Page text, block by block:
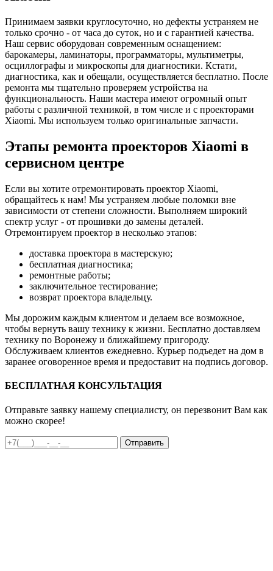
Принимаем заявки круглосуточно, но дефекты устраняем не
только срочно - от часа до суток, но и с гарантией качества.
Наш сервис оборудован современным оснащением:
барокамеры, ламинаторы, программаторы, мультиметры,
осциллографы и микроскопы для диагностики. Кстати,
диагностика, как и обещали, осуществляется бесплатно. После
ремонта мы тщательно проверяем устройства на
функциональность. Наши мастера имеют огромный опыт
работы с различной техникой, в том числе и с проекторами
Xiaomi. Мы используем только оригинальные запчасти.
Этапы ремонта проекторов Xiaomi в
сервисном центре
Если вы хотите отремонтировать проектор Xiaomi,
обращайтесь к нам! Мы устраняем любые поломки вне
зависимости от степени сложности. Выполняем широкий
спектр услуг - от прошивки до замены деталей.
Отремонтируем проектор в несколько этапов:
доставка проектора в мастерскую;
бесплатная диагностика;
ремонтные работы;
заключительное тестирование;
возврат проектора владельцу.
Мы дорожим каждым клиентом и делаем все возможное,
чтобы вернуть вашу технику к жизни. Бесплатно доставляем
технику по Воронежу и ближайшему пригороду.
Обслуживаем клиентов ежедневно. Курьер подъедет на дом в
заранее оговоренное время и предоставит на подпись договор.
БЕСПЛАТНАЯ КОНСУЛЬТАЦИЯ
Отправьте заявку нашему специалисту, он перезвонит Вам как
можно скорее!
Отправить